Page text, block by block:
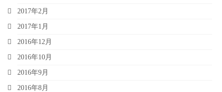
2017年2月
2017年1月
2016年12月
2016年10月
2016年9月
2016年8月